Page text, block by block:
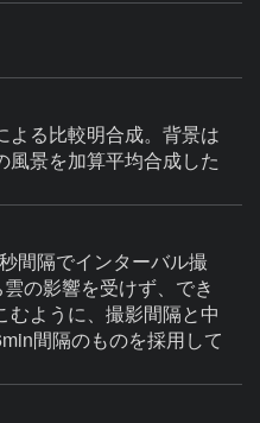
よる比較明合成。背景は
景を加算平均合成した
間隔でインターバル撮
の影響を受けず、でき
むように、撮影間隔と中
間隔のものを採用して